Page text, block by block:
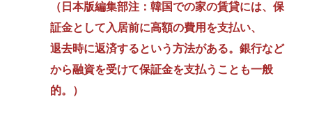
（日本版編集部注：韓国での家の賃貸には、保
証金として入居前に高額の費用を支払い、
退去時に返済するという方法がある。銀行など
から融資を受けて保証金を支払うことも一般
的。）